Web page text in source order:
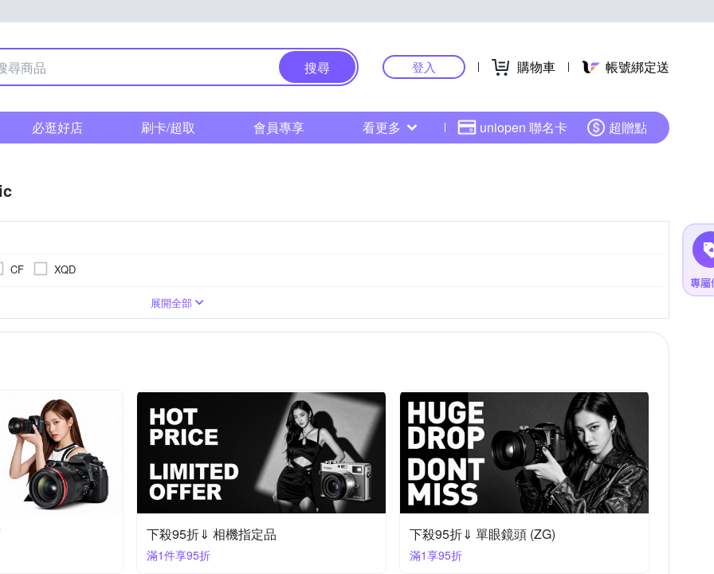
搜尋 登入 購物車 帳號綁定送
必逛好店 刷卡/超取 會員專享 看更多 uniopen 聯名卡 超贈點
CF
XQD
BSI CMOS(高感光背照式)
4000萬像素以上 3001萬~5000萬像素
展開全部
下殺95折⇓ 相機指定品
滿1件享95折
下殺95折⇓ 單眼鏡頭 (ZG)
滿1享95折